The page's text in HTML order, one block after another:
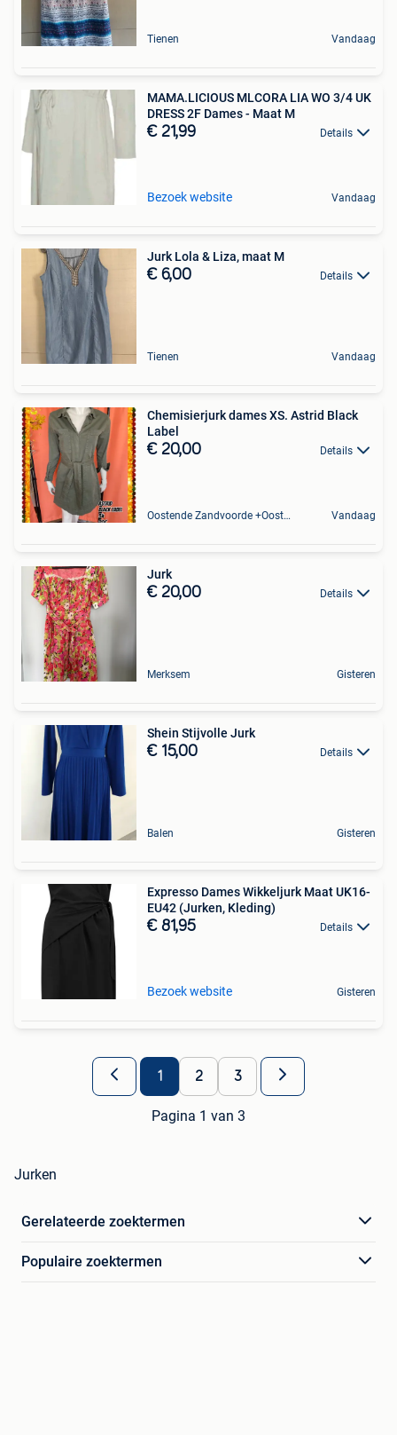
Tienen Vandaag
MAMA.LICIOUS MLCORA LIA WO 3/4 UK
DRESS 2F Dames - Maat M
€ 21,99 Details
Bezoek website Vandaag
Jurk Lola & Liza, maat M
€ 6,00 Details
Tienen Vandaag
Chemisierjurk dames XS. Astrid Black
Label
€ 20,00 Details
Oostende Zandvoorde +Oostende Vandaag
Jurk
€ 20,00 Details
Merksem Gisteren
Shein Stijvolle Jurk
€ 15,00 Details
Balen Gisteren
Expresso Dames Wikkeljurk Maat UK16-
EU42 (Jurken, Kleding)
€ 81,95 Details
Bezoek website Gisteren
1 2 3
Pagina 1 van 3
Jurken
Gerelateerde zoektermen
Populaire zoektermen